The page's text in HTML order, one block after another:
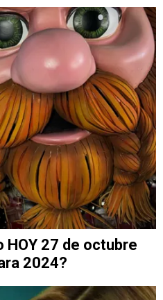
HOY 27 de octubre
2024?